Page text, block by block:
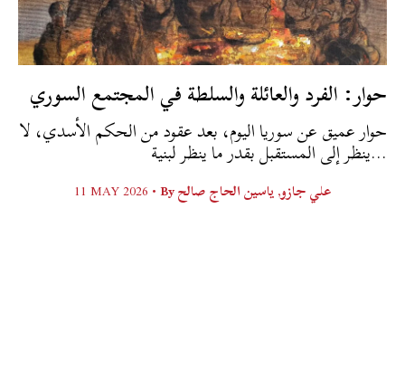
حوار: الفرد والعائلة والسلطة في المجتمع السوري
حوار عميق عن سوريا اليوم، بعد عقود من الحكم الأسدي، لا
ينظر إلى المستقبل بقدر ما ينظر لبنية...
11 MAY 2026 •By علي جازو,ياسين الحاج صالح